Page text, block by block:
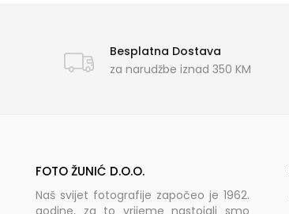
Besplatna Dostava
za narudžbe iznad 350 KM
FOTO ŽUNIĆ D.O.O.
Naš svijet fotografije započeo je 1962.
godine, za to vrijeme nastojali smo